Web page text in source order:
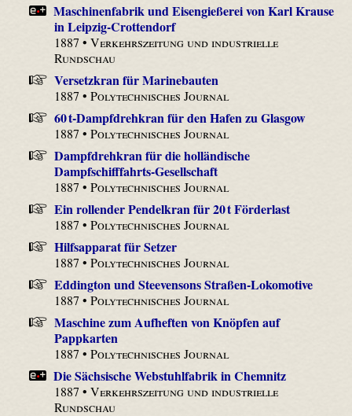
Maschinenfabrik und Eisengießerei von Karl Krause
in Leipzig-Crottendorf
1887 •Verkehrszeitung und industrielle
Rundschau
Versetzkran für Marinebauten
1887 •Polytechnisches Journal
60 t-Dampfdrehkran für den Hafen zu Glasgow
1887 •Polytechnisches Journal
Dampfdrehkran für die holländische
Dampfschifffahrts-Gesellschaft
1887 •Polytechnisches Journal
Ein rollender Pendelkran für 20 t Förderlast
1887 •Polytechnisches Journal
Hilfsapparat für Setzer
1887 •Polytechnisches Journal
Eddington und Steevensons Straßen-Lokomotive
1887 •Polytechnisches Journal
Maschine zum Aufheften von Knöpfen auf
Pappkarten
1887 •Polytechnisches Journal
Die Sächsische Webstuhlfabrik in Chemnitz
1887 •Verkehrszeitung und industrielle
Rundschau